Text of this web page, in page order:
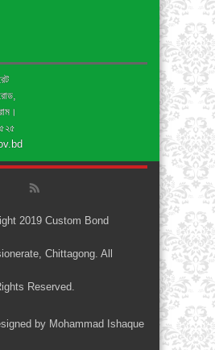
2019 Custom Bond
Chittagong. All
Reserved.
by Mohammad Ishaque